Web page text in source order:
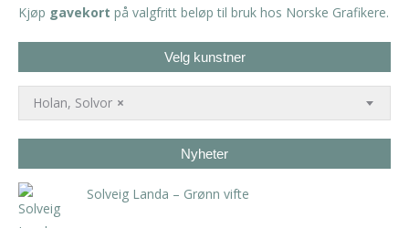
Kjøp gavekort på valgfritt beløp til bruk hos Norske Grafikere.
Velg kunstner
×
Holan, Solvor
Nyheter
Solveig Landa – Grønn vifte